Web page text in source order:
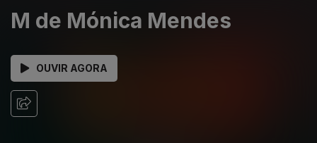
M de Mónica Mendes
OUVIR AGORA